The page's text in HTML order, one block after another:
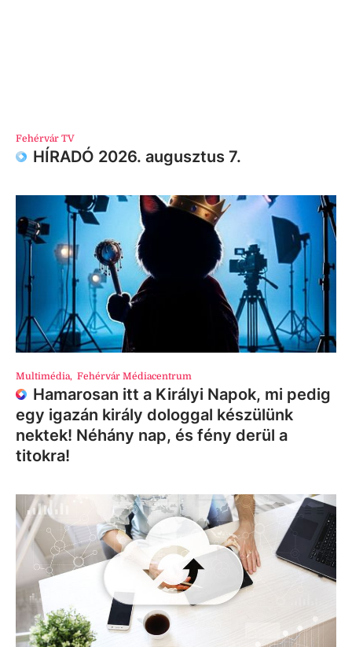
Fehérvár TV
HÍRADÓ 2026. augusztus 7.
Multimédia, Fehérvár Médiacentrum
Hamarosan itt a Királyi Napok, mi pedig
egy igazán király dologgal készülünk
nektek! Néhány nap, és fény derül a
titokra!